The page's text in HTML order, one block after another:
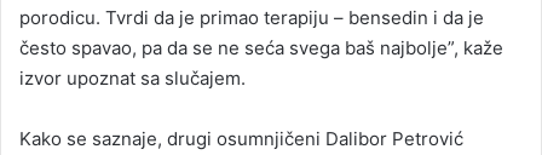
porodicu. Tvrdi da je primao terapiju – bensedin i da je
često spavao, pa da se ne seća svega baš najbolje”, kaže
izvor upoznat sa slučajem.
Kako se saznaje, drugi osumnjičeni Dalibor Petrović